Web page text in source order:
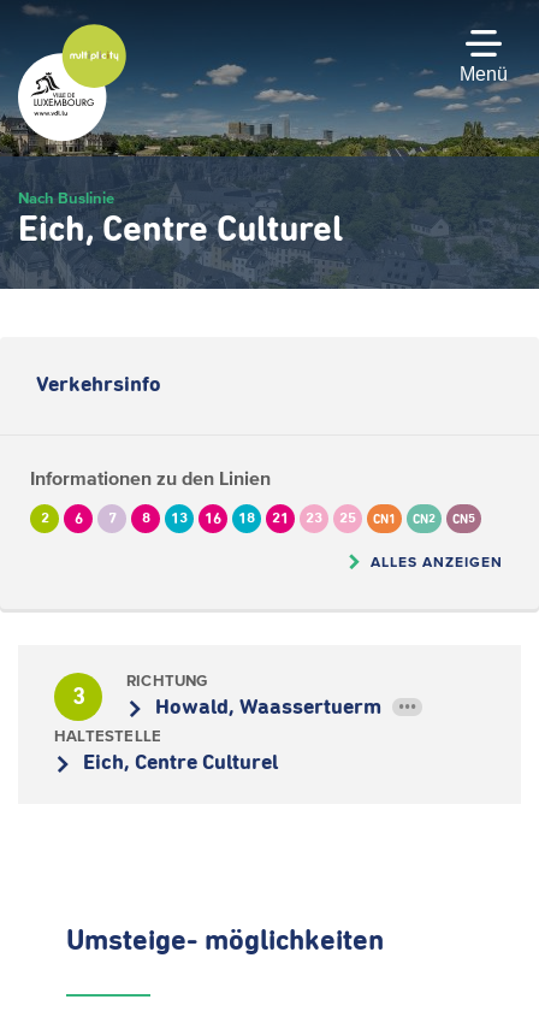
Zum
Hauptinhalt
gehen
Menü
Nach Buslinie
Eich, Centre Culturel
Verkehrsinfo
Informationen zu den Linien
2 6 7 8 13 16 18 21 23 25 CN1 CN2 CN5
ALLES ANZEIGEN
3
RICHTUNG
Howald, Waassertuerm •••
HALTESTELLE
Eich, Centre Culturel
Umsteige- möglichkeiten